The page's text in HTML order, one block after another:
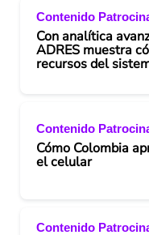
Contenido
Con analítica
ADRES muestra
recursos del
Contenido
Cómo Colombia
el celular
Contenido